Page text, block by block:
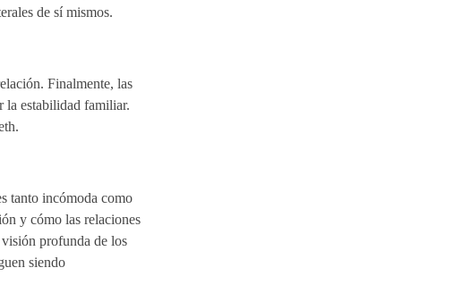
de sí mismos.
Finalmente, las
la estabilidad familiar.
tanto incómoda como
y cómo las relaciones
profunda de los
siendo